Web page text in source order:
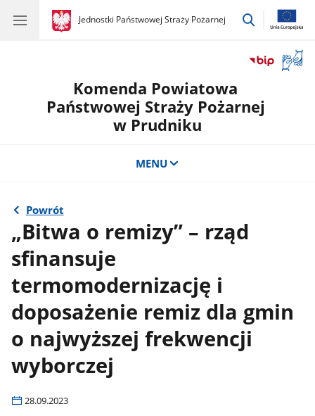
gov.pl
Jednostki Państwowej Straży Pożarnej
gov.pl
Jednostki
przejdź
okno
Komenda Powiatowa
Państwowej Straży Pożarnej
w Prudniku
MENU
Powrót
„Bitwa o remizy” – rząd
sfinansuje
termomodernizację i
doposażenie remiz dla gmin
o najwyższej frekwencji
wyborczej
28.09.2023